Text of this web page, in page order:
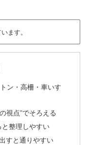
ます。
ン・高柵・車いす
視点”でそろえる
と整理しやすい
すと通りやすい